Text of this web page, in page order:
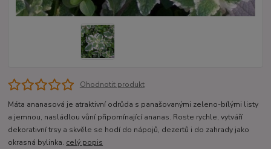
Ohodnotit produkt
Máta ananasová je atraktivní odrůda s panašovanými zeleno-bílými listy
a jemnou, nasládlou vůní připomínající ananas. Roste rychle, vytváří
dekorativní trsy a skvěle se hodí do nápojů, dezertů i do zahrady jako
okrasná bylinka. celý popis